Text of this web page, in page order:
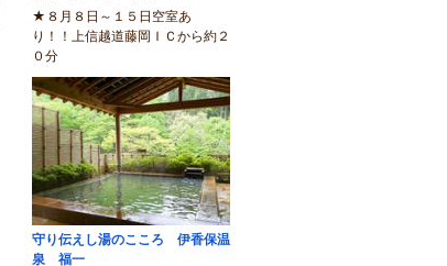
★８月８日～１５日空室あ
り！！上信越道藤岡ＩＣから約２
０分
守り伝えし湯のこころ 伊香保温
泉 福一